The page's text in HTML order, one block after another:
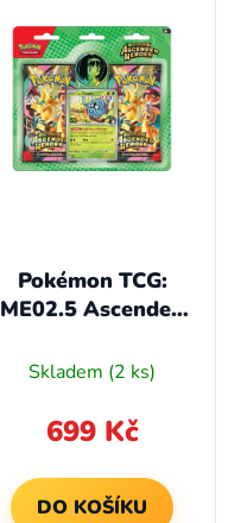
Pokémon TCG:
ME02.5 Ascended
Blister Erika's
Skladem (2 ks)
699 Kč
DO KOŠÍKU